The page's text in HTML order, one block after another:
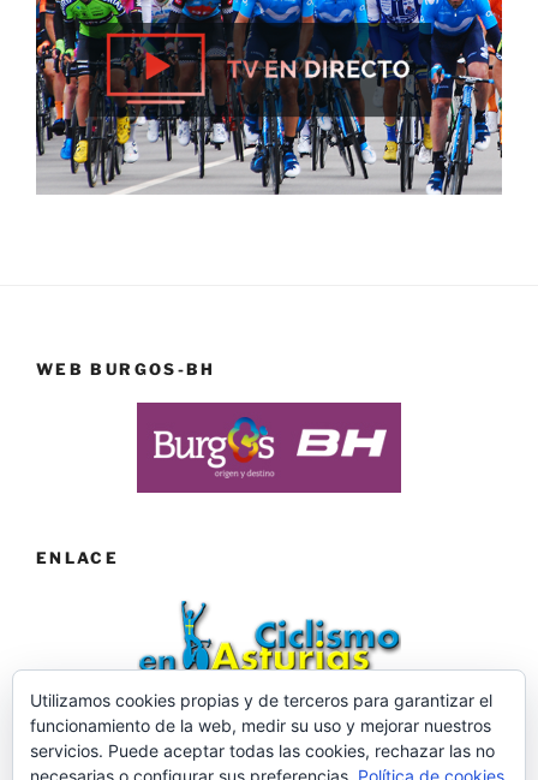
WEB BURGOS-BH
ENLACE
Web desarrollada por ©Roberto Menéndez Mateos
Utilizamos cookies propias y de terceros para garantizar el
funcionamiento de la web, medir su uso y mejorar nuestros
servicios. Puede aceptar todas las cookies, rechazar las no
necesarias o configurar sus preferencias. Política de cookies